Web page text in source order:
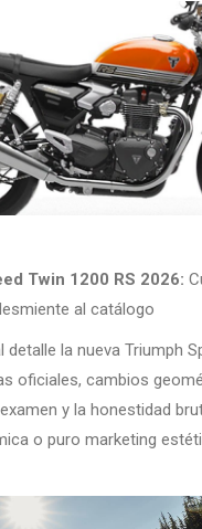
Twin 1200 RS 2026:
al catálogo
detalle la nueva Triumph
oficiales, cambios
y la honestidad
o puro marketing